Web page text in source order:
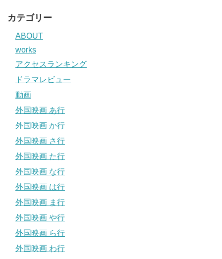
カテゴリー
ABOUT
works
アクセスランキング
ドラマレビュー
動画
外国映画 あ行
外国映画 か行
外国映画 さ行
外国映画 た行
外国映画 な行
外国映画 は行
外国映画 ま行
外国映画 や行
外国映画 ら行
外国映画 わ行